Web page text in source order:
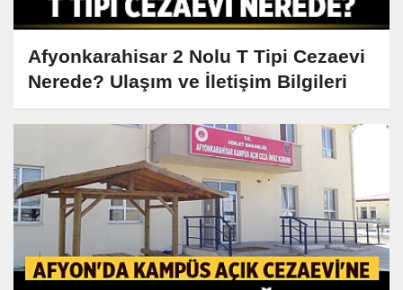
Afyonkarahisar 2 Nolu T Tipi Cezaevi
Nerede? Ulaşım ve İletişim Bilgileri